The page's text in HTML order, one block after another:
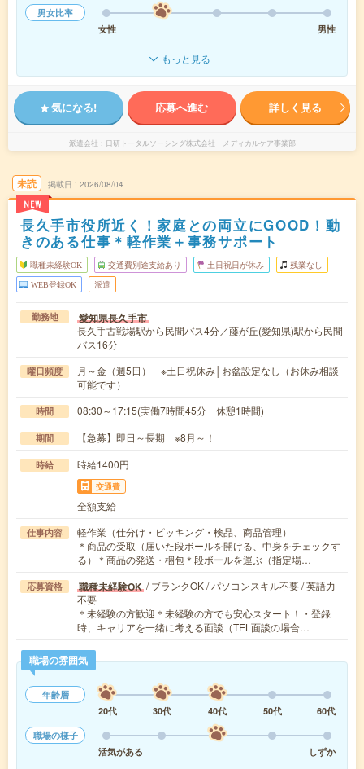
男女比率
女性
男性
もっと見る
気になる! 応募へ進む 詳しく見る
派遣会社 日研トータルソーシング株式会社 メディカルケア事業部
未読
NEW
掲載日 2026/08/04
長久手市役所近く！家庭との両立にGOOD！動
きのある仕事＊軽作業＋事務サポート
職種未経験OK 交通費別途支給あり 土日祝日が休み 残業なし
WEB登録OK 派遣
勤務地 愛知県長久手市
長久手古戦場駅から民間バス4分／藤が丘(愛知県)駅から民間
バス16分
曜日頻度
月～金（週5日） ※土日祝休み│お盆設定なし（お休み相談
可能です）
時間 08:30～17:15(実働7時間45分 休憩1時間)
期間 【急募】即日～長期 ※8月～！
時給 時給1400円
交通費
全額支給
仕事内容
軽作業（仕分け・ピッキング・検品、商品管理）
＊商品の受取（届いた段ボールを開ける、中身をチェックす
る）＊商品の発送・梱包＊段ボールを運ぶ（指定場…
応募資格 職種未経験OK / ブランクOK / パソコンスキル不要 / 英語力
不要
＊未経験の方歓迎＊未経験の方でも安心スタート！・登録
時、キャリアを一緒に考える面談（TEL面談の場合…
職場の雰囲気
年齢層
20代
30代 40代 50代
60代
職場の様子
活気がある
しずか